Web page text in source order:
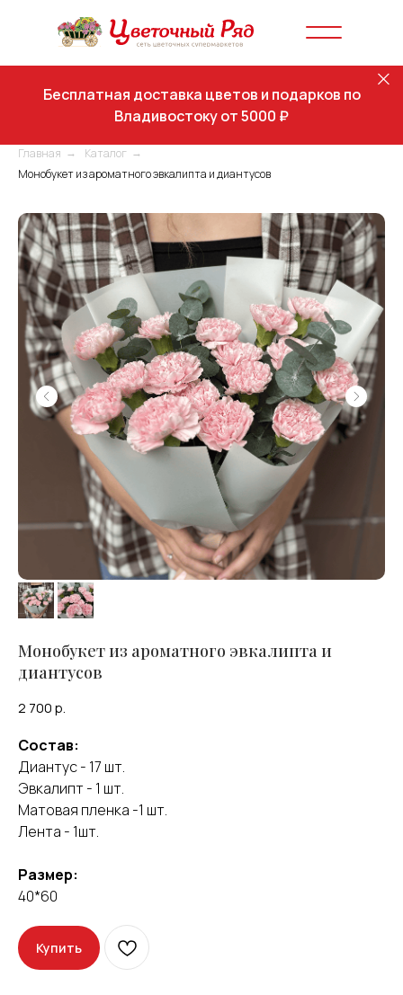
Бесплатная доставка цветов и подарков по
Владивостоку от 5000 ₽
Главная → Каталог →
Монобукет из ароматного эвкалипта и диантусов
Монобукет из ароматного эвкалипта и
диантусов
2 700 р.
Состав:
Диантус - 17 шт.
Эвкалипт - 1 шт.
Матовая пленка -1 шт.
Лента - 1шт.
Размер:
40*60
Купить